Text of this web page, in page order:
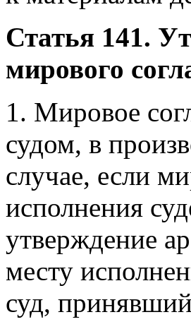
Статья 141.
мирового
1. Мировое
судом, в
случае, если
исполнения
утверждение
месту
суд,